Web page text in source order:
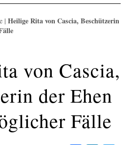
| Heilige Rita von Cascia, Beschützerin
von Cascia,
der Ehen
Fälle